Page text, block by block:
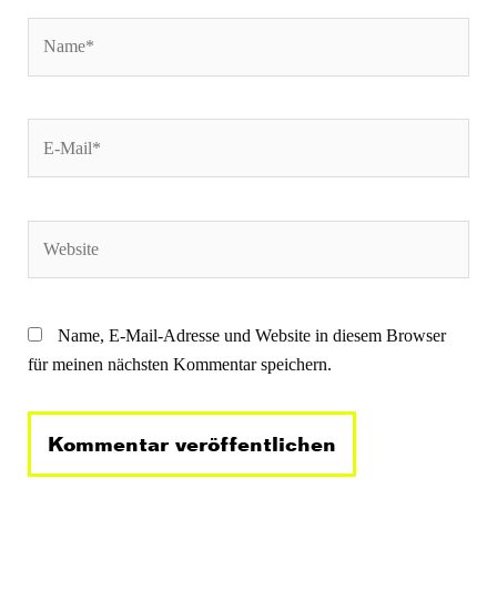
Mail*
Name, E-Mail-Adresse und Website in diesem Browser
für meinen nächsten Kommentar speichern.